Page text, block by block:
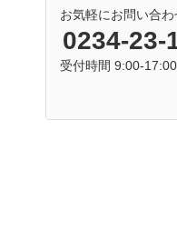
お気軽にお問い合わ
0234-23-
受付時間 9:00-